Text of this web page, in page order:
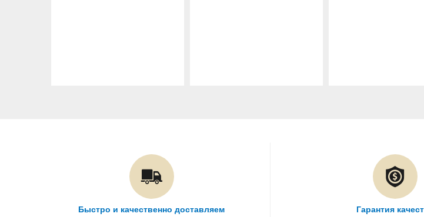
Быстро и качественно доставляем
Гарантия